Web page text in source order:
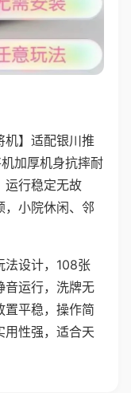
机】适配银川推
加厚机身抗摔耐
运行稳定无故
，小院休闲、邻
法设计，108张
音运行，洗牌无
置平稳，操作简
用性强，适合天